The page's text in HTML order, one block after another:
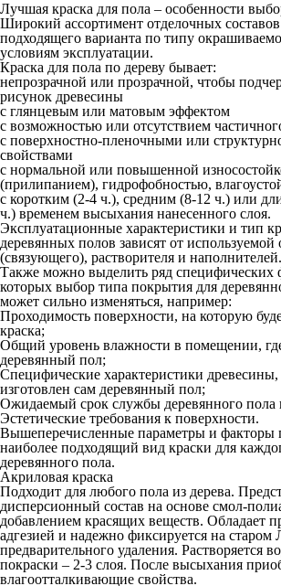
Лучшая краска для пола – особенности
Широкий ассортимент отделочных
подходящего варианта по типу
условиям эксплуатации.
Краска для пола по дереву бывает:
непрозрачной или прозрачной, чтобы
рисунок древесины
с глянцевым или матовым эффектом
с возможностью или отсутствием
с поверхностно-пленочными или
свойствами
с нормальной или повышенной
(прилипанием), гидрофобностью,
с коротким (2-4 ч.), средним (8-12 ч.) или
ч.) временем высыхания нанесенного слоя.
Эксплуатационные характеристики и тип
деревянных полов зависят от используемой
(связующего), растворителя и наполнителей.
Также можно выделить ряд специфических
которых выбор типа покрытия для
может сильно изменяться, например:
Проходимость поверхности, на которую
краска;
Общий уровень влажности в помещении,
деревянный пол;
Специфические характеристики древесины,
изготовлен сам деревянный пол;
Ожидаемый срок службы деревянного пола
Эстетические требования к поверхности.
Вышеперечисленные параметры и факторы
наиболее подходящий вид краски для
деревянного пола.
Акриловая краска
Подходит для любого пола из дерева.
дисперсионный состав на основе смол-
добавлением красящих веществ. Обладает
адгезией и надежно фиксируется на
предварительного удаления. Растворяется
покраски – 2-3 слоя. После высыхания
влагоотталкивающие свойства.